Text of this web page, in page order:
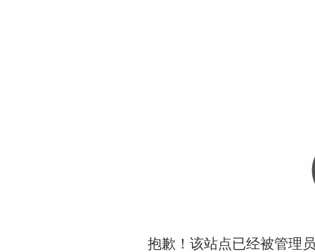
抱歉！该站点已经被管理